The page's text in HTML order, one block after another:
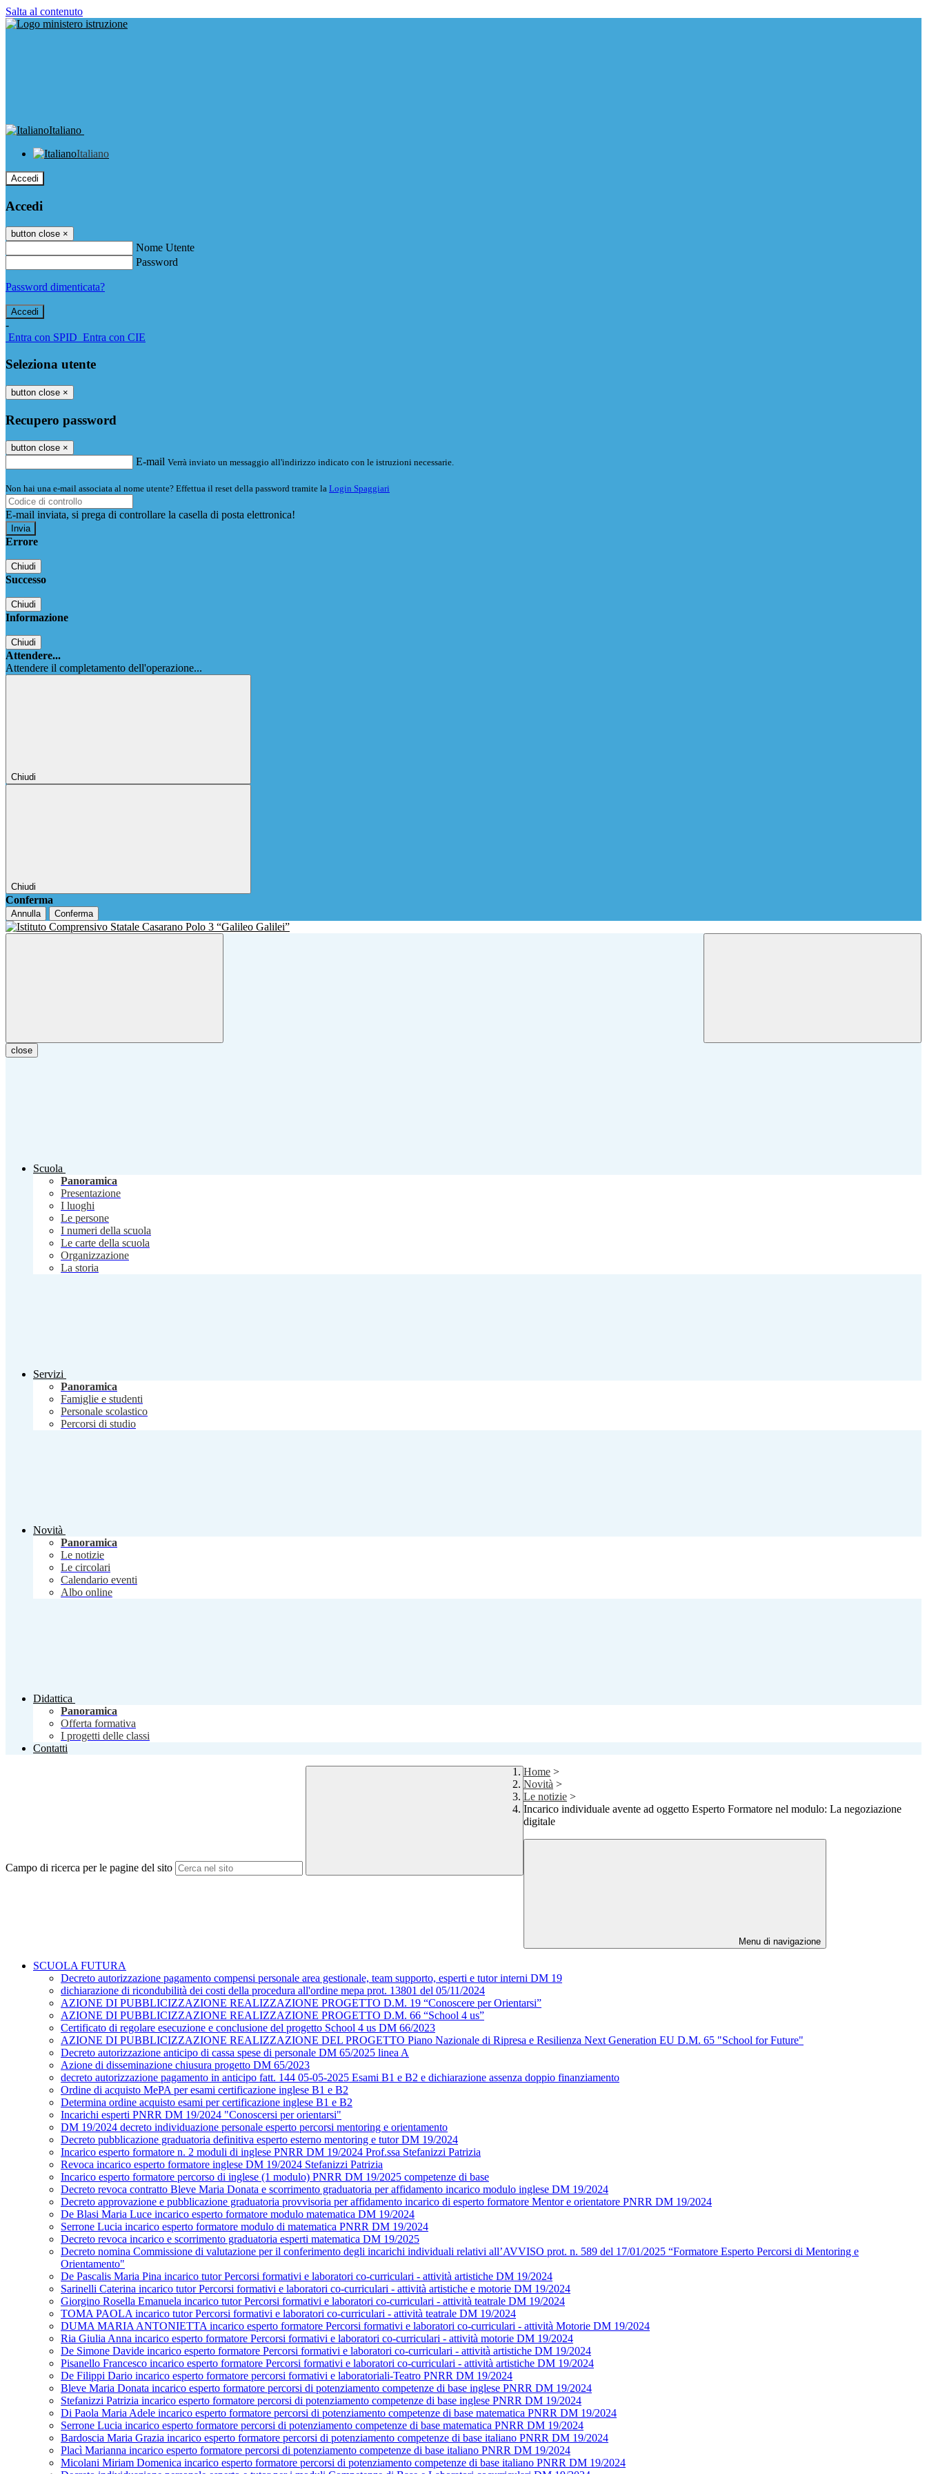
Salta al contenuto
Italiano
Italiano
Accedi
Accedi
button close ×
Nome Utente
Password
Password dimenticata?
-
Entra con SPID Entra con CIE
Seleziona utente
button close ×
Recupero password
button close ×
E-mail Verrà inviato un messaggio all'indirizzo indicato con le istruzioni necessarie.
Non hai una e-mail associata al nome utente? Effettua il reset della password tramite la Login Spaggiari
E-mail inviata, si prega di controllare la casella di posta elettronica!
Errore
Chiudi
Successo
Chiudi
Informazione
Chiudi
Attendere...
Attendere il completamento dell'operazione...
Chiudi
Chiudi
Conferma
Annulla Conferma
close
Scuola
Panoramica
Presentazione
I luoghi
Le persone
I numeri della scuola
Le carte della scuola
Organizzazione
La storia
Servizi
Panoramica
Famiglie e studenti
Personale scolastico
Percorsi di studio
Novità
Panoramica
Le notizie
Le circolari
Calendario eventi
Albo online
Didattica
Panoramica
Offerta formativa
I progetti delle classi
Contatti
Campo di ricerca per le pagine del sito
Home >
Novità >
Le notizie >
Incarico individuale avente ad oggetto Esperto Formatore nel modulo: La negoziazione
digitale
Menu di navigazione
SCUOLA FUTURA
Decreto autorizzazione pagamento compensi personale area gestionale, team supporto, esperti e tutor interni DM 19
dichiarazione di ricondubilità dei costi della procedura all'ordine mepa prot. 13801 del 05/11/2024
AZIONE DI PUBBLICIZZAZIONE REALIZZAZIONE PROGETTO D.M. 19 “Conoscere per Orientarsi”
AZIONE DI PUBBLICIZZAZIONE REALIZZAZIONE PROGETTO D.M. 66 “School 4 us”
Certificato di regolare esecuzione e conclusione del progetto School 4 us DM 66/2023
AZIONE DI PUBBLICIZZAZIONE REALIZZAZIONE DEL PROGETTO Piano Nazionale di Ripresa e Resilienza Next Generation EU D.M. 65 "School for Future"
Decreto autorizzazione anticipo di cassa spese di personale DM 65/2025 linea A
Azione di disseminazione chiusura progetto DM 65/2023
decreto autorizzazione pagamento in anticipo fatt. 144 05-05-2025 Esami B1 e B2 e dichiarazione assenza doppio finanziamento
Ordine di acquisto MePA per esami certificazione inglese B1 e B2
Determina ordine acquisto esami per certificazione inglese B1 e B2
Incarichi esperti PNRR DM 19/2024 "Conoscersi per orientarsi"
DM 19/2024 decreto individuazione personale esperto percorsi mentoring e orientamento
Decreto pubblicazione graduatoria definitiva esperto esterno mentoring e tutor DM 19/2024
Incarico esperto formatore n. 2 moduli di inglese PNRR DM 19/2024 Prof.ssa Stefanizzi Patrizia
Revoca incarico esperto formatore inglese DM 19/2024 Stefanizzi Patrizia
Incarico esperto formatore percorso di inglese (1 modulo) PNRR DM 19/2025 competenze di base
Decreto revoca contratto Bleve Maria Donata e scorrimento graduatoria per affidamento incarico modulo inglese DM 19/2024
Decreto approvazione e pubblicazione graduatoria provvisoria per affidamento incarico di esperto formatore Mentor e orientatore PNRR DM 19/2024
De Blasi Maria Luce incarico esperto formatore modulo matematica DM 19/2024
Serrone Lucia incarico esperto formatore modulo di matematica PNRR DM 19/2024
Decreto revoca incarico e scorrimento graduatoria esperti matematica DM 19/2025
Decreto nomina Commissione di valutazione per il conferimento degli incarichi individuali relativi all’AVVISO prot. n. 589 del 17/01/2025 “Formatore Esperto Percorsi di Mentoring e
Orientamento"
De Pascalis Maria Pina incarico tutor Percorsi formativi e laboratori co-curriculari - attività artistiche DM 19/2024
Sarinelli Caterina incarico tutor Percorsi formativi e laboratori co-curriculari - attività artistiche e motorie DM 19/2024
Giorgino Rosella Emanuela incarico tutor Percorsi formativi e laboratori co-curriculari - attività teatrale DM 19/2024
TOMA PAOLA incarico tutor Percorsi formativi e laboratori co-curriculari - attività teatrale DM 19/2024
DUMA MARIA ANTONIETTA incarico esperto formatore Percorsi formativi e laboratori co-curriculari - attività Motorie DM 19/2024
Ria Giulia Anna incarico esperto formatore Percorsi formativi e laboratori co-curriculari - attività motorie DM 19/2024
De Simone Davide incarico esperto formatore Percorsi formativi e laboratori co-curriculari - attività artistiche DM 19/2024
Pisanello Francesco incarico esperto formatore Percorsi formativi e laboratori co-curriculari - attività artistiche DM 19/2024
De Filippi Dario incarico esperto formatore percorsi formativi e laboratoriali-Teatro PNRR DM 19/2024
Bleve Maria Donata incarico esperto formatore percorsi di potenziamento competenze di base inglese PNRR DM 19/2024
Stefanizzi Patrizia incarico esperto formatore percorsi di potenziamento competenze di base inglese PNRR DM 19/2024
Di Paola Maria Adele incarico esperto formatore percorsi di potenziamento competenze di base matematica PNRR DM 19/2024
Serrone Lucia incarico esperto formatore percorsi di potenziamento competenze di base matematica PNRR DM 19/2024
Bardoscia Maria Grazia incarico esperto formatore percorsi di potenziamento competenze di base italiano PNRR DM 19/2024
Placì Marianna incarico esperto formatore percorsi di potenziamento competenze di base italiano PNRR DM 19/2024
Micolani Miriam Domenica incarico esperto formatore percorsi di potenziamento competenze di base italiano PNRR DM 19/2024